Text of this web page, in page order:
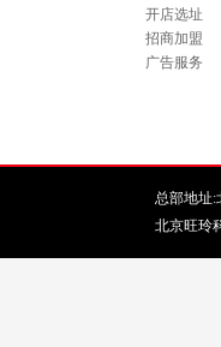
开店选址
招商加盟
广告服务
总部地址:
北京旺玲